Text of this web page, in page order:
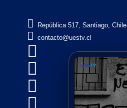
 República 517, Santiago, Chile
 contacto@uestv.cl



